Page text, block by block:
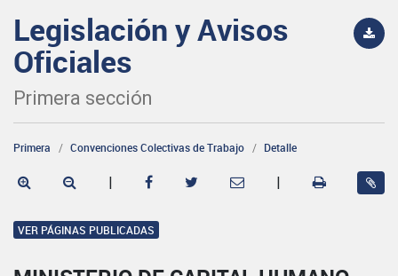
Legislación y Avisos
Oficiales
Primera sección
Primera Convenciones Colectivas de Trabajo Detalle
| |
VER PÁGINAS PUBLICADAS